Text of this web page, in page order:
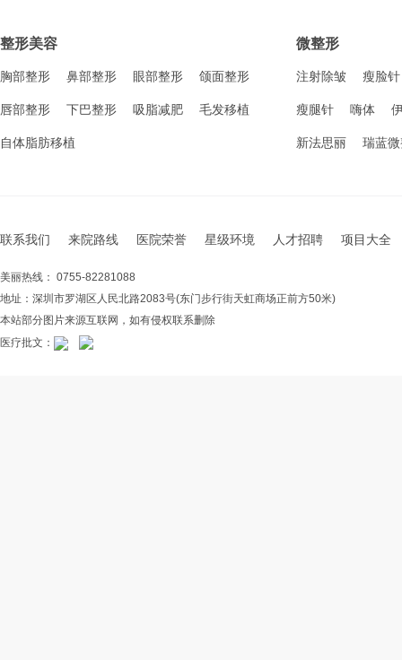
整形美容
胸部整形 鼻部整形 眼部整形 颌面整形
唇部整形 下巴整形 吸脂减肥 毛发移植
自体脂肪移植
微整形
注射除皱 瘦脸针
瘦腿针 嗨体
新法思丽 瑞蓝
联系我们 来院路线 医院荣誉 星级环境 人才招聘 项目大全
美丽热线： 0755-82281088
地址：深圳市罗湖区人民北路2083号(东门步行街天虹商场正前方50米)
本站部分图片来源互联网，如有侵权联系删除
医疗批文：